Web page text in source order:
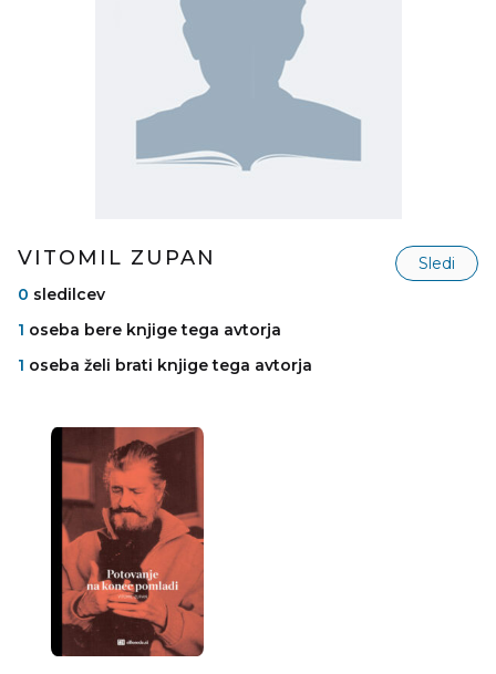
VITOMIL ZUPAN
Sledi
0 sledilcev
1 oseba bere knjige tega avtorja
1 oseba želi brati knjige tega avtorja